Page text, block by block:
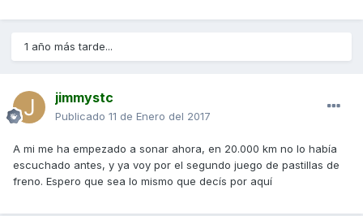
1 año más tarde...
jimmystc
Publicado 11 de Enero del 2017
A mi me ha empezado a sonar ahora, en 20.000 km no lo había
escuchado antes, y ya voy por el segundo juego de pastillas de
freno. Espero que sea lo mismo que decís por aquí